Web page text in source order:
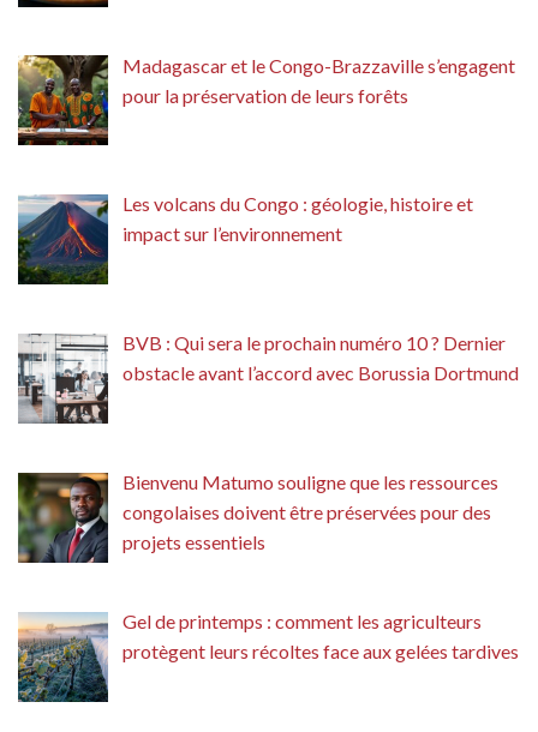
Madagascar et le Congo-Brazzaville s’engagent
pour la préservation de leurs forêts
Les volcans du Congo : géologie, histoire et
impact sur l’environnement
BVB : Qui sera le prochain numéro 10 ? Dernier
obstacle avant l’accord avec Borussia Dortmund
Bienvenu Matumo souligne que les ressources
congolaises doivent être préservées pour des
projets essentiels
Gel de printemps : comment les agriculteurs
protègent leurs récoltes face aux gelées tardives